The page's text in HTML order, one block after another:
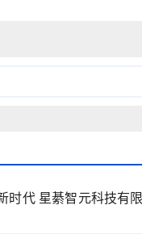
时代 星綦智元科技有